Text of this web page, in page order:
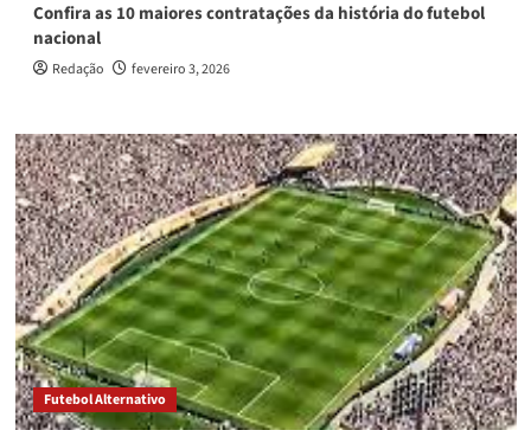
Confira as 10 maiores contratações da história do futebol
nacional
Redação fevereiro 3, 2026
Futebol Alternativo